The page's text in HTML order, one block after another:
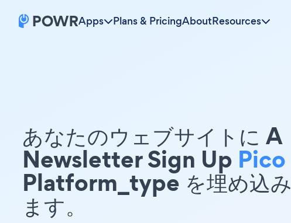
Apps Plans & PricingAboutResources
あなたのウェブサイトに A
Newsletter Sign Up Pico
Platform_type を埋め込み
ます。